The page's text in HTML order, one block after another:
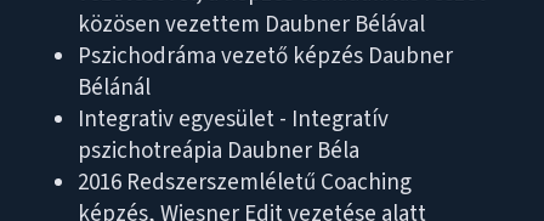
közösen vezettem Daubner Bélával
Pszichodráma vezető képzés Daubner
Bélánál
Integrativ egyesület - Integratív
pszichotreápia Daubner Béla
2016 Redszerszemléletű Coaching
képzés, Wiesner Edit vezetése alatt